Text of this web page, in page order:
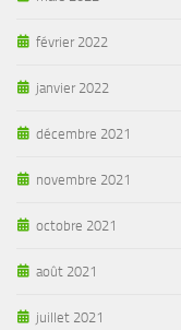
février 2022
janvier 2022
décembre 2021
novembre 2021
octobre 2021
août 2021
juillet 2021